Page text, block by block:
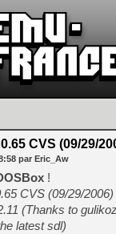
CVS (09/29/
par Eric_Aw
!
CVS (09/29/2006)
(Thanks to
latest sdl)